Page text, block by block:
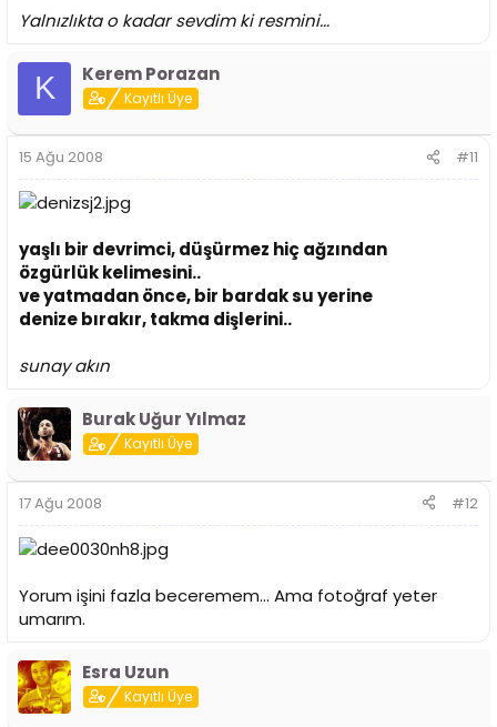
Yalnızlıkta o kadar sevdim ki resmini...
K Kerem Porazan
Kayıtlı Üye
15 Ağu 2008 #11
yaşlı bir devrimci, düşürmez hiç ağzından
özgürlük kelimesini..
ve yatmadan önce, bir bardak su yerine
denize bırakır, takma dişlerini..
sunay akın
Burak Uğur Yılmaz
Kayıtlı Üye
17 Ağu 2008 #12
Yorum işini fazla beceremem... Ama fotoğraf yeter
umarım.
Esra Uzun
Kayıtlı Üye